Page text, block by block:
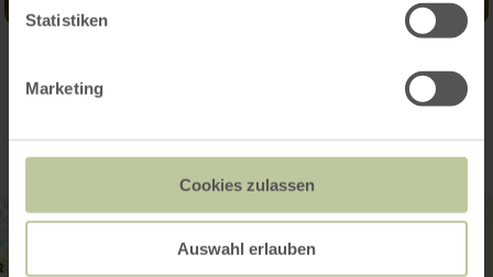
Statistiken
Marketing
Cookies zulassen
Auswahl erlauben
Kontakt